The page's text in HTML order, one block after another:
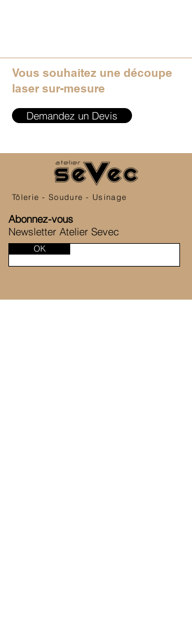
Vous souhaitez une découpe
laser sur-mesure
Demandez un Devis
Tôlerie - Soudure - Usinage
Abonnez-vous
Newsletter Atelier Sevec
OK